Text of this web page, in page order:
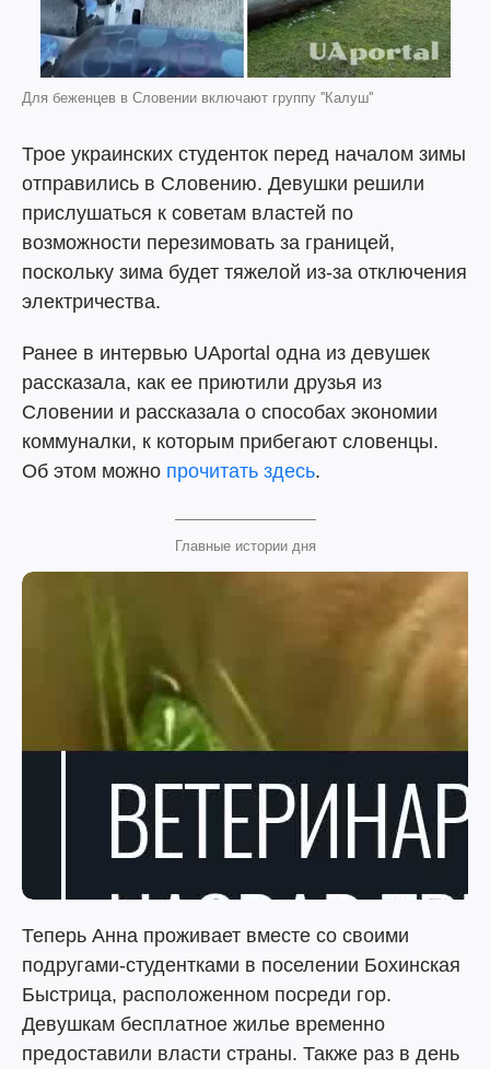
Для беженцев в Словении включают группу ''Калуш''
Трое украинских студенток перед началом зимы
отправились в Словению. Девушки решили
прислушаться к советам властей по
возможности перезимовать за границей,
поскольку зима будет тяжелой из-за отключения
электричества.
Ранее в интервью UAportal одна из девушек
рассказала, как ее приютили друзья из
Словении и рассказала о способах экономии
коммуналки, к которым прибегают словенцы.
Об этом можно прочитать здесь.
Главные истории дня
Теперь Анна проживает вместе со своими
подругами-студентками в поселении Бохинская
Быстрица, расположенном посреди гор.
Девушкам бесплатное жилье временно
предоставили власти страны. Также раз в день